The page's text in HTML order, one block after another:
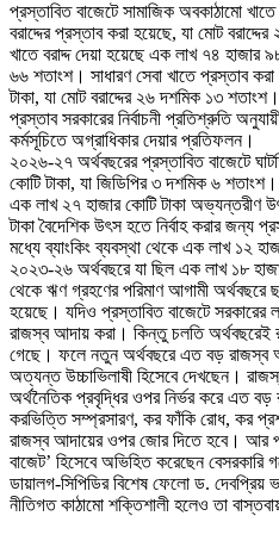
প্রস্তাবিত বাজেটে সামাজিক অবকাঠামো
বরাদ্দের প্রস্তাব করা হয়েছে, যা মোট
খাতে বরাদ্দ দেয়া হয়েছে এক লাখ ৭৪ হাজার
৬৬ শতাংশ। সাধারণ সেবা খাতে প্রস্তাব
টাকা, যা মোট বরাদ্দের ২৬ দশমিক ১৩ শতাংশ।
প্রস্তাব সরকারের নির্বাচনী প্রতিশ্রুতি
কর্মসূচিতে অগ্রাধিকার দেয়ার প্রতিফলন।
২০২৬-২৭ অর্থবছরের প্রস্তাবিত বাজেটে
কোটি টাকা, যা জিডিপির ৩ দশমিক ৬
এক লাখ ২৭ হাজার কোটি টাকা অভ্যন্তরীণ
টাকা বৈদেশিক উৎস হতে নির্বাহ করার জন্য
মধ্যে ব্যাংকিং ব্যবস্থা থেকে এক লাখ ১২
২০২৩-২৬ অর্থবছরে যা ছিল এক লাখ ১৮
থেকে ঋণ গ্রহণের পরিমাণ আগামী অর্থবছরে
হয়েছে। যদিও প্রস্তাবিত বাজেটে সরকারের
রাজস্ব আদায় করা। কিন্তু চলতি অর্থবছরেই
গেছে। ফলে নতুন অর্থবছরে এত বড় রাজস্ব
অত্যন্ত উচ্চাভিলাষী হিসেবে দেখছেন।
অর্থনৈতিক প্রবৃদ্ধির ওপর নির্ভর করে এত
করভিত্তি সম্প্রসারণ, কর ফাঁকি রোধ, কর
রাজস্ব আদায়ের ওপর জোর দিতে হবে। আর
বাজেট’ হিসেবে অভিহিত করেছেন বেসরকারি
ডায়ালগ-সিপিডির বিশেষ ফেলো ড. দেবপ্রিয়
নীতিগত কাঠামো শক্তিশালী হলেও তা